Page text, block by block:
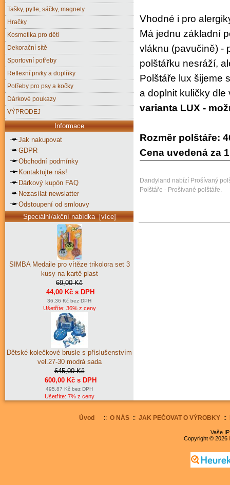
Vhodné i pro
Má jednu základní
vláknu (pavučině) -
polštářku nesráží,
Polštáře lux šijeme
a doplnit kuličky dle
varianta LUX -
Rozměr polštáře:
Cena uvedená za
Dandyland nabízí Prošívaný
Polštáře - Prošívané polštáře.
Tašky, pytle, sáčky, magnety
Hračky
Kosmetika pro děti
Dekorační sítě
Sportovní potřeby
Reflexní prvky a doplňky
Potřeby pro psy a kočky
Dárkové poukazy
VÝPRODEJ
Informace
Jak nakupovat
GDPR
Obchodní podmínky
Kontaktujte nás!
Dárkový kupón FAQ
Nezasílat newslatter
Odstoupení od smlouvy
Speciální/akční nabídka [více]
SIMBA Medaile pro vítěze trikolora set 3
kusy na kartě plast
69,00 Kč
44,00 Kč s DPH
36,36 Kč bez DPH
Ušetříte: 36% z ceny
Dětské kolečkové brusle s příslušenstvím
vel.27-30 modrá sada
645,00 Kč
600,00 Kč s DPH
495,87 Kč bez DPH
Ušetříte: 7% z ceny
Úvod :: O NÁS:: JAK PEČOVAT O VÝROBKY::
Vaše
Copyright © 2026